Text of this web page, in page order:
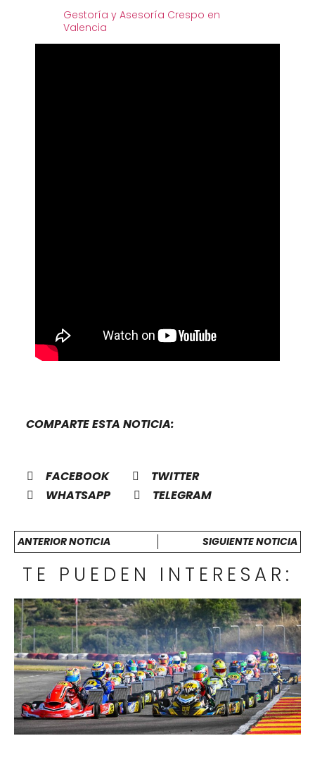
Gestoría y Asesoría Crespo en
Valencia
COMPARTE ESTA NOTICIA:
FACEBOOK
TWITTER
WHATSAPP
TELEGRAM
ANTERIOR NOTICIA SIGUIENTE NOTICIA
TE PUEDEN INTERESAR: